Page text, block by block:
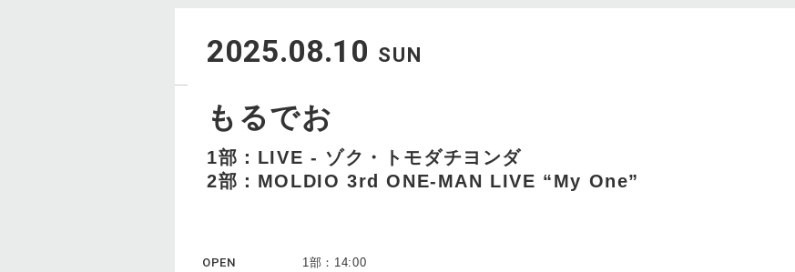
2025.08.10 SUN
もるでお
1部：LIVE - ゾク・トモダチヨンダ
2部：MOLDIO 3rd ONE-MAN LIVE “My One”
OPEN
1部：14:00